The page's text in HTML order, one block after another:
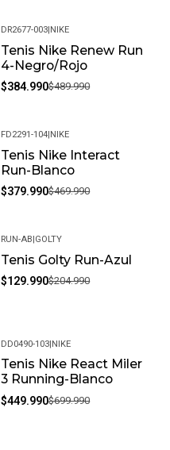
-21%
DR2677-003 NIKE
Tenis Nike Renew Run
4-Negro/Rojo
$384.990$489.990
-19%
FD2291-104|NIKE
Tenis Nike Interact
Run-Blanco
$379.990$469.990
-37%
RUN-AB|GOLTY
Tenis Golty Run-Azul
$129.990$204.990
-36%
DD0490-103|NIKE
Tenis Nike React Miler
3 Running-Blanco
$449.990$699.990